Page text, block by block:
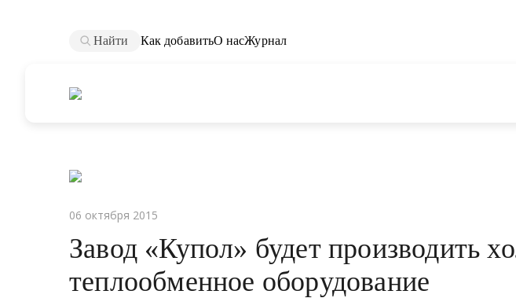
Найти Как добавитьО насЖурнал
06 октября 2015
Завод «Купол» будет производить
теплообменное оборудование